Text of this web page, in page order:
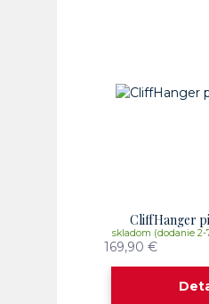
CliffHanger
169,90 €
skladom (dodanie 2-